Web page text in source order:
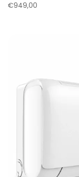
€949,00